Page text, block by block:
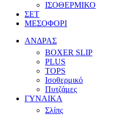
ΙΣΟΘΕΡΜΙΚΟ
ΣΕΤ
ΜΕΣΟΦΟΡΙ
ΑΝΔΡΑΣ
BOXER SLIP
PLUS
TOPS
Ισοθερμικό
Πυτζάμες
ΓΥΝΑΙΚΑ
Σλίπς